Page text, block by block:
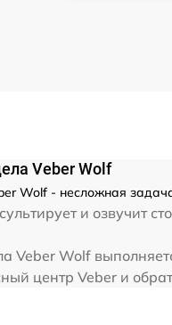
Veber Wolf
Wolf - несложная
и озвучит
Veber Wolf
центр Veber и